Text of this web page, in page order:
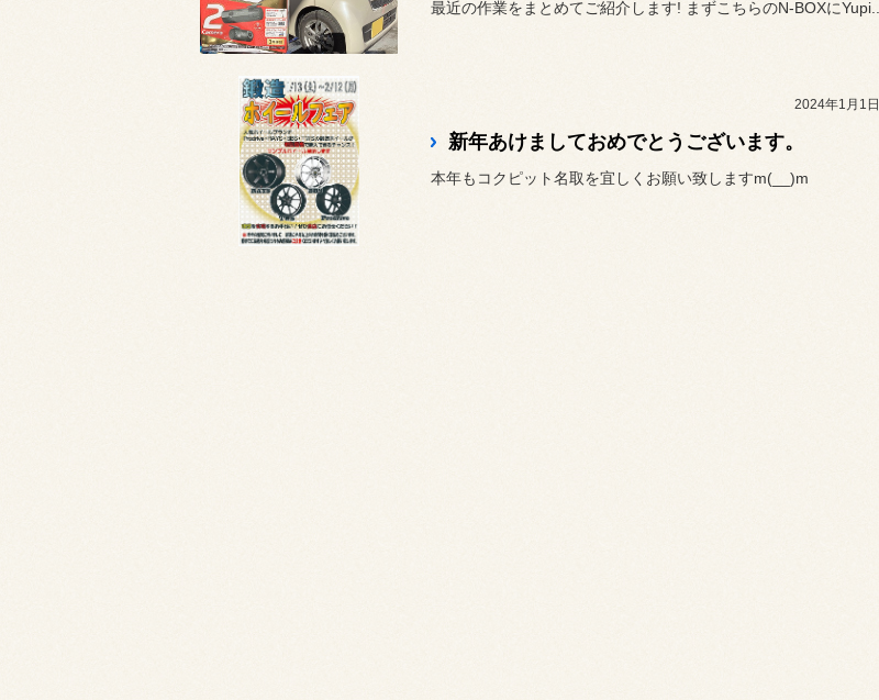
最近の作業をまとめてご紹介します! まずこちらのN-BOXにYupi...
2024年1月1日
新年あけましておめでとうございます。
本年もコクピット名取を宜しくお願い致しますm(__)m